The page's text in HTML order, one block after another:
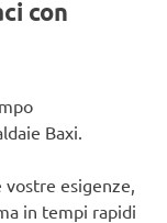
con
Baxi.
esigenze,
in tempi rapidi